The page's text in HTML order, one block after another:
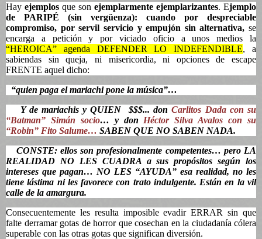
Hay ejemplos que son ejemplarmente ejemplarizantes. Ejemplo
de PARIPÉ (sin vergüenza): cuando por despreciable
compromiso, por servil servicio y empujón sin alternativa, se
encarga a petición y por viciado oficio a unos medios la
“HEROICA” agenda DEFENDER LO INDEFENDIBLE,
a
sabiendas sin queja, ni misericordia, ni opciones de escape
FRENTE aquel dicho:
“quien paga el mariachi pone la música”…
Y de mariachis y QUIEN
$$$... donCarlitos Dada con su
“Batman” Simán socio… y don Héctor Silva Avalos con su
“Robin” Fito Salume… SABEN QUE NO SABEN NADA.
CONSTE: ellos son profesionalmente competentes… pero LA
REALIDAD NO LES CUADRA a sus propósitos según los
intereses que pagan… NO LES “AYUDA” esa realidad, no les
tiene lástima ni les favorece con trato indulgente. Están en la vil
calle de la amargura.
Consecuentemente les resulta imposible evadir ERRAR sin que
falte derramar gotas de horror que cosechan en la ciudadanía cólera
superable con las otras gotas que significan diversión.